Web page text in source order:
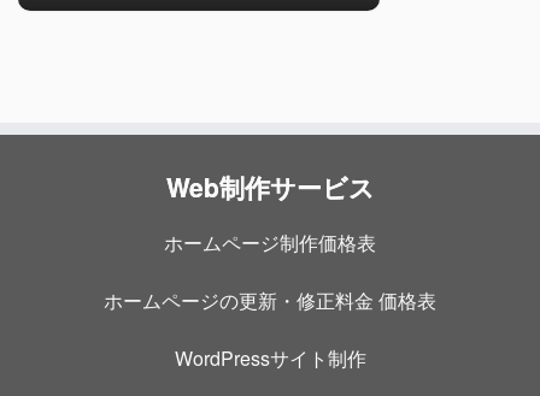
Web制作サービス
ホームページ制作価格表
ホームページの更新・修正料金 価格表
WordPressサイト制作